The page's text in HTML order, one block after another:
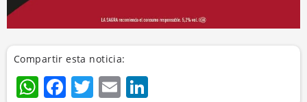
Compartir esta noticia:
WhatsApp
Facebook
Twitter
Email